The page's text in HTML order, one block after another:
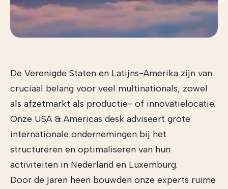
De Verenigde Staten en Latijns-Amerika zijn van
cruciaal belang voor veel multinationals, zowel
als afzetmarkt als productie- of innovatielocatie.
Onze USA & Americas desk adviseert grote
internationale ondernemingen bij het
structureren en optimaliseren van hun
activiteiten in Nederland en Luxemburg.
Door de jaren heen bouwden onze experts ruime